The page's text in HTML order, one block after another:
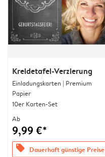
Kreidetafel-Verzierung
Einladungskarten | Premium
Papier
10er Karten-Set
Ab
9,99 €*
offers Dauerhaft günstige Preise